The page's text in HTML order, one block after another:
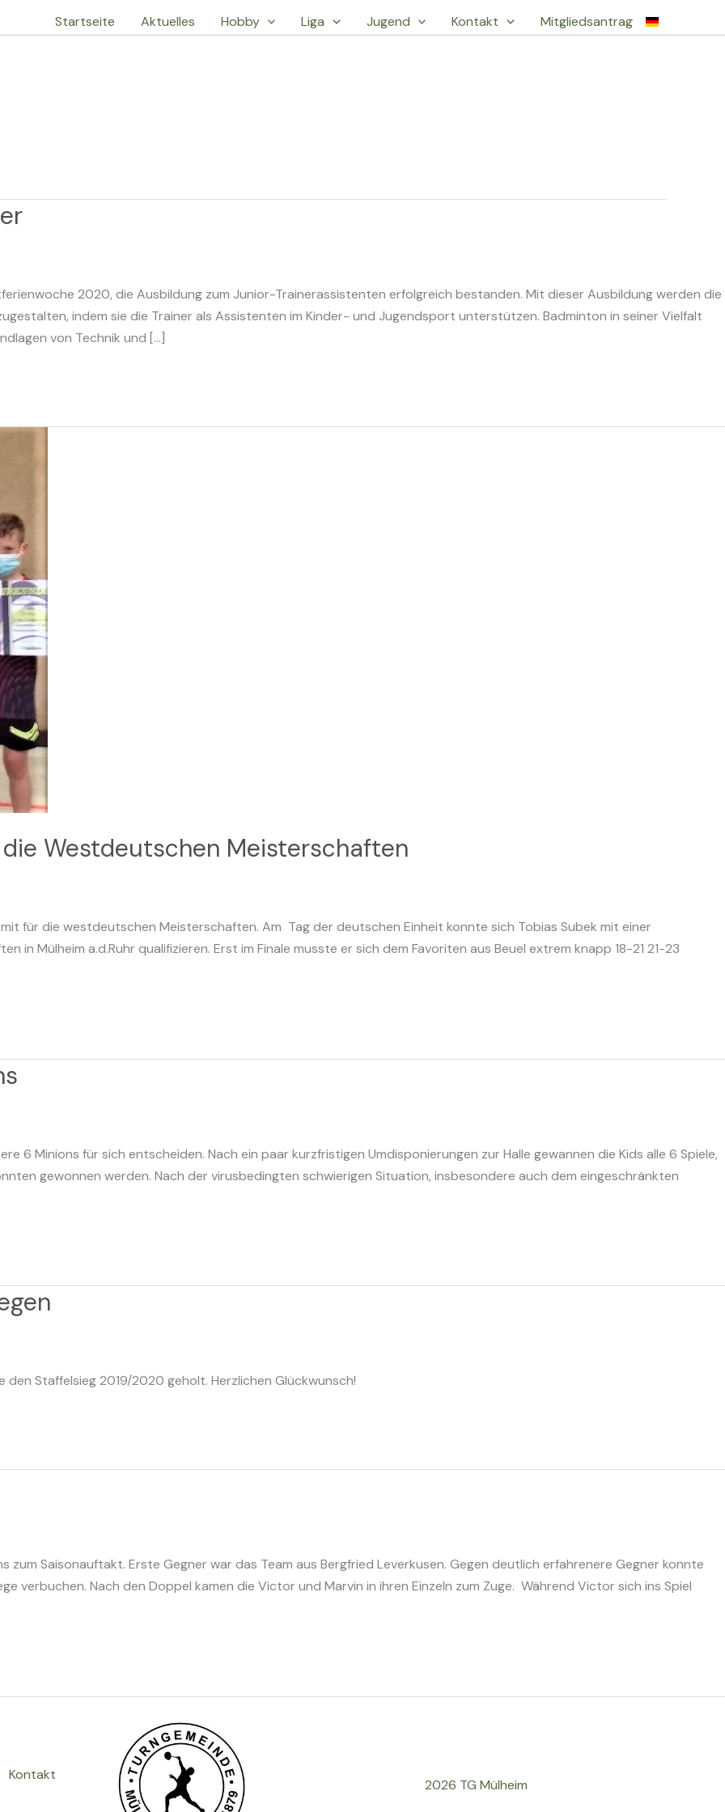
Startseite Aktuelles Hobby Liga Jugend Kontakt Mitgliedsantrag
2020, die Ausbildung zum Junior-Trainerassistenten erfolgreich bestanden. Mit dieser Ausbildung werden die
indem sie die Trainer als Assistenten im Kinder- und Jugendsport unterstützen. Badminton in seiner Vielfalt
von Technik und […]
Westdeutschen Meisterschaften
für die westdeutschen Meisterschaften. Am Tag der deutschen Einheit konnte sich Tobias Subek mit einer
Mülheim a.d.Ruhr qualifizieren. Erst im Finale musste er sich dem Favoriten aus Beuel extrem knapp 18-21 21-23
6 Minions für sich entscheiden. Nach ein paar kurzfristigen Umdisponierungen zur Halle gewannen die Kids alle 6 Spiele,
gewonnen werden. Nach der virusbedingten schwierigen Situation, insbesondere auch dem eingeschränkten
den Staffelsieg 2019/2020 geholt. Herzlichen Glückwunsch!
zum Saisonauftakt. Erste Gegner war das Team aus Bergfried Leverkusen. Gegen deutlich erfahrenere Gegner konnte
verbuchen. Nach den Doppel kamen die Victor und Marvin in ihren Einzeln zum Zuge. Während Victor sich ins Spiel
Kontakt
2026 TG Mülheim